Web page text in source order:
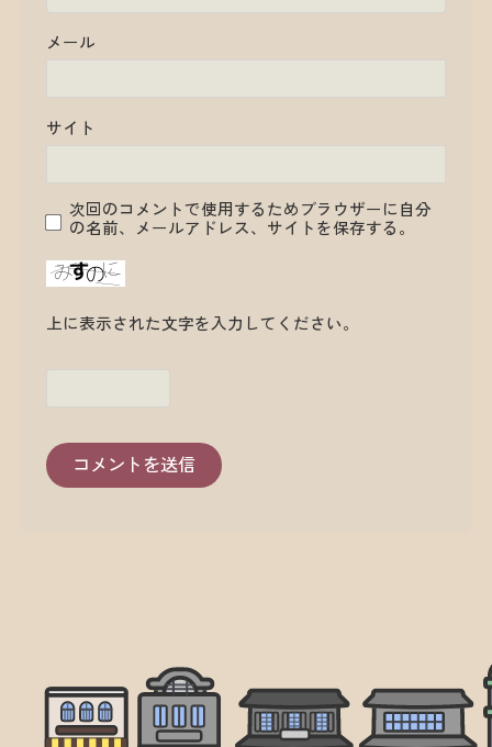
メール
サイト
次回のコメントで使用するためブラウザーに自分
の名前、メールアドレス、サイトを保存する。
上に表示された文字を入力してください。